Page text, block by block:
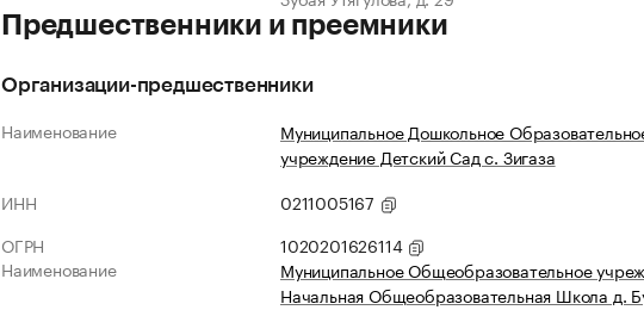
Предшественники и преемники
Организации-предшественники
Наименование
Муниципальное Дошкольное
учреждение Детский Сад с. Зигаза
ИНН
0211005167
ОГРН
1020201626114
Наименование
Муниципальное Общеобразовательное
Начальная Общеобразовательная Школа д.